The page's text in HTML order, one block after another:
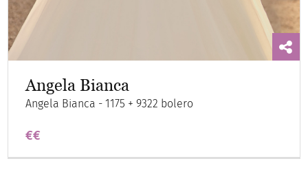
Angela Bianca
Angela Bianca - 1175 + 9322 bolero
€€